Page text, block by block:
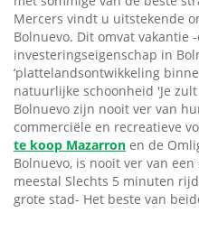
Mercers vindt u uitstekende
Bolnuevo. Dit omvat vakantie
investeringseigenschap in
‘plattelandsontwikkeling
natuurlijke schoonheid 'Je
Bolnuevo zijn nooit ver van
commerciële en recreatieve
te koop Mazarron en de
Bolnuevo, is nooit ver van
meestal Slechts 5 minuten
grote stad- Het beste van